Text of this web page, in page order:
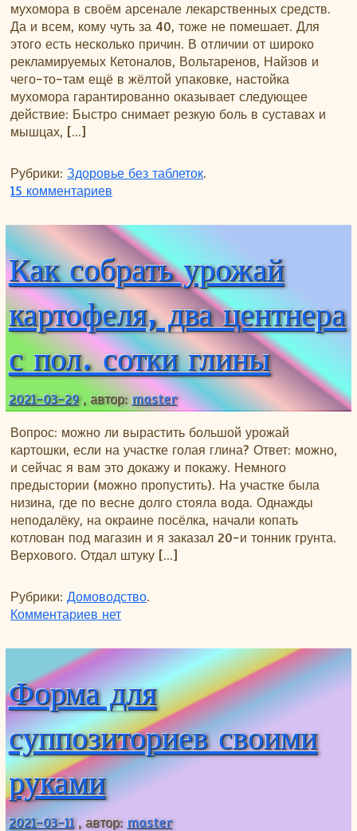
мухомора в своём арсенале лекарственных средств.
Да и всем, кому чуть за 40, тоже не помешает. Для
этого есть несколько причин. В отличии от широко
рекламируемых Кетоналов, Вольтаренов, Найзов и
чего-то-там ещё в жёлтой упаковке, настойка
мухомора гарантированно оказывает следующее
действие: Быстро снимает резкую боль в суставах и
мышцах, […]
Рубрики: Здоровье без таблеток.
15 комментариев
Как собрать урожай
картофеля, два центнера
с пол. сотки глины
2021-03-29 , автор:master
Вопрос: можно ли вырастить большой урожай
картошки, если на участке голая глина? Ответ: можно,
и сейчас я вам это докажу и покажу. Немного
предыстории (можно пропустить). На участке была
низина, где по весне долго стояла вода. Однажды
неподалёку, на окраине посёлка, начали копать
котлован под магазин и я заказал 20-и тонник грунта.
Верхового. Отдал штуку […]
Рубрики: Домоводство.
Комментариев к записи Как собрать урожай картофеля,
нет
Форма для
суппозиториев своими
руками
2021-03-11 , автор: master